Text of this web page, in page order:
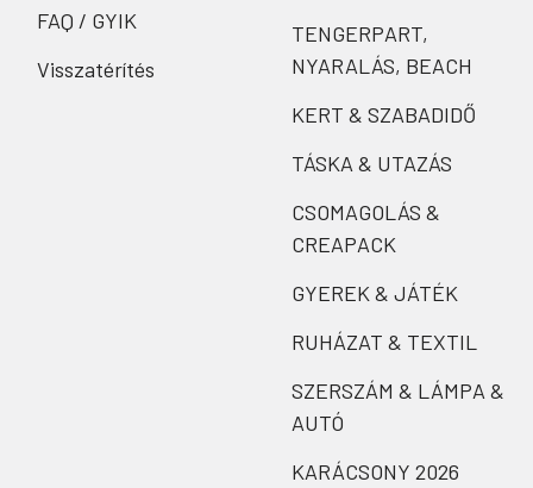
FAQ / GYIK
Visszatérítés
TENGERPART,
NYARALÁS, BEACH
KERT & SZABADIDŐ
TÁSKA & UTAZÁS
CSOMAGOLÁS &
CREAPACK
GYEREK & JÁTÉK
RUHÁZAT & TEXTIL
SZERSZÁM & LÁMPA &
AUTÓ
KARÁCSONY 2026